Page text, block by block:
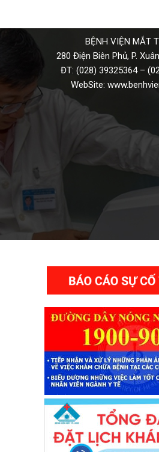
BỆNH VIỆN MẮT
280 Điện Biên Phủ, P.
ĐT: (028) 39325364–
WebSite: